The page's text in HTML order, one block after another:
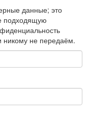
данные; это
подходящую
не передаём.